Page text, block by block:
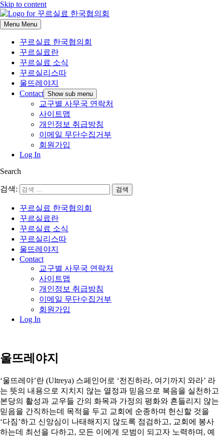
Skip to content
Menu Menu
꾸르실료 한국협의회
꾸르실료란
꾸르실료 소식
꾸르실리스따
울뜨레야지
Contact Show sub menu
교구별 사무국 연락처
사이트맵
개인정보 취급방침
이메일 무단수집거부
회원가입
Log In
Search
검색:
꾸르실료 한국협의회
꾸르실료란
꾸르실료 소식
꾸르실리스따
울뜨레야지
Contact
교구별 사무국 연락처
사이트맵
개인정보 취급방침
이메일 무단수집거부
회원가입
Log In
울뜨레야지
‘울뜨레야’란 (Ultreya) 스페인어로 ‘전진하라, 여기까지 와라’ 라
는 뜻의 내용으로 지치지 않는 열정과 믿음으로 복음을 실천하고
본당의 활성과 교우들 간의 화목과 가정의 평화와 흔들리지 않는
믿음을 간직하는데 목적을 두고 교회에 순종하며 헌신할 것을
‘다짐’하고 신앙심이 나태해지지 않도록 점검하고, 교회에 봉사
하는데 최선을 다하고, 모든 이에게 모범이 되고자 노력하며, 예